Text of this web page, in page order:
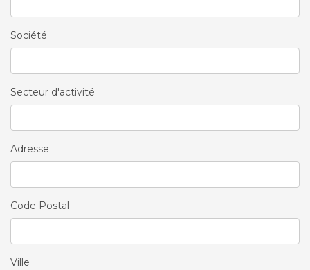
Société
Secteur d'activité
Adresse
Code Postal
Ville